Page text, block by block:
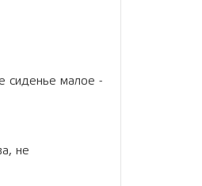
сиденье малое -
не